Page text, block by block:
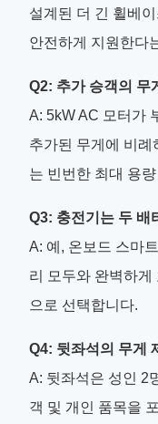
설계된 더 긴 휠베
안전하게 지원한다
Q2: 추가 승객의 무
A: 5kW AC 모터가
추가된 무게에 비례
는 빈번한 최대 용
Q3: 충전기는 두 배
A: 예, 온보드 스마
리 모두와 완벽하게
으로 선택합니다.
Q4: 뒷좌석의 무게
A: 뒷좌석은 성인 2
객 및 개인 품목을